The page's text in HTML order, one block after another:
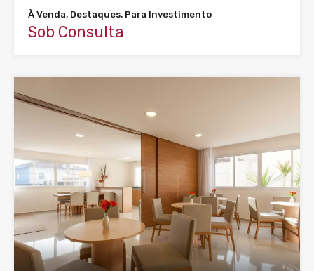
À Venda, Destaques, Para Investimento
Sob Consulta